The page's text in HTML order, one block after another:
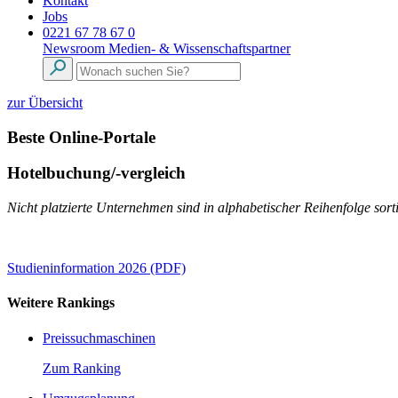
Jobs
0221 67 78 67 0
Newsroom Medien- & Wissenschaftspartner
zur Übersicht
Beste Online-Portale
Hotelbuchung/-vergleich
Nicht platzierte Unternehmen sind in alphabetischer Reihenfolge
Studieninformation 2026 (PDF)
Weitere Rankings
Preissuchmaschinen
Zum Ranking